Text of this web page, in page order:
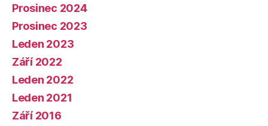
Prosinec 2024
Prosinec 2023
Leden 2023
Září 2022
Leden 2022
Leden 2021
Září 2016